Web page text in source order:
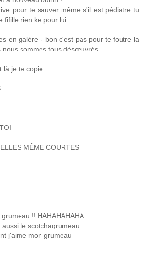
pour te sauver même s'il est pédiatre tu
fifille rien ke pour lui...
en galère - bon c'est pas pour te foutre la
nous sommes tous désœuvrés...
là je te copie
MÊME COURTES
grumeau !! HAHAHAHAHA
aussi le scotchagrumeau
j'aime mon grumeau